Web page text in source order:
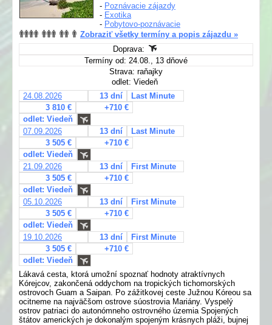
- Poznávacie zájazdy
- Exotika
- Pobytovo-poznávacie
Zobraziť všetky termíny a popis zájazdu »
Doprava:
Termíny od: 24.08., 13 dňové
Strava: raňajky
odlet: Viedeň
24.08.2026
13 dní
Last Minute
3 810 €
+710 €
odlet: Viedeň
07.09.2026
13 dní
Last Minute
3 505 €
+710 €
odlet: Viedeň
21.09.2026
13 dní
First Minute
3 505 €
+710 €
odlet: Viedeň
05.10.2026
13 dní
First Minute
3 505 €
+710 €
odlet: Viedeň
19.10.2026
13 dní
First Minute
3 505 €
+710 €
odlet: Viedeň
Lákavá cesta, ktorá umožní spoznať hodnoty atraktívnych
Kórejcov, zakončená oddychom na tropických tichomorských
ostrovoch Guam a Saipan. Po zážitkovej ceste Južnou Kóreou sa
ocitneme na najväčšom ostrove súostrovia Mariány. Vyspelý
ostrov patriaci do autonómneho ostrovného územia Spojených
štátov amerických je dokonalým spojeným krásnych pláži, bujnej